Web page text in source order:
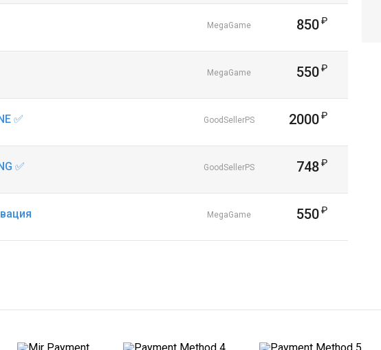
MegaGame 850
MegaGame 550
✅ GoodSellerPS 2000
✅ GoodSellerPS 748
MegaGame 550